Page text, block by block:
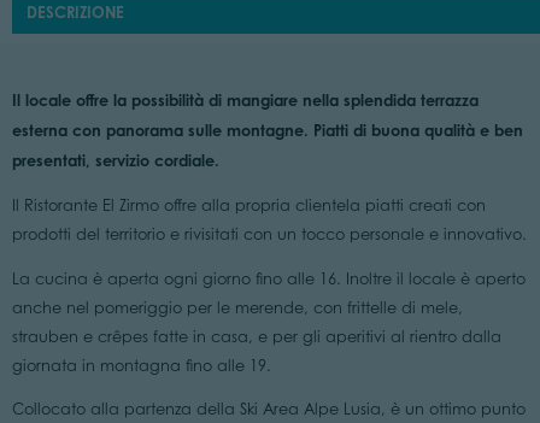
DESCRIZIONE
Il locale offre la possibilità di mangiare nella splendida terrazza
esterna con panorama sulle montagne. Piatti di buona qualità e ben
presentati, servizio cordiale.
Il Ristorante El Zirmo offre alla propria clientela piatti creati con
prodotti del territorio e rivisitati con un tocco personale e innovativo.
La cucina è aperta ogni giorno fino alle 16. Inoltre il locale è aperto
anche nel pomeriggio per le merende, con frittelle di mele,
strauben e crêpes fatte in casa, e per gli aperitivi al rientro dalla
giornata in montagna fino alle 19.
Collocato alla partenza della Ski Area Alpe Lusia, è un ottimo punto